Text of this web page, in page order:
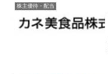
株主優待・配当